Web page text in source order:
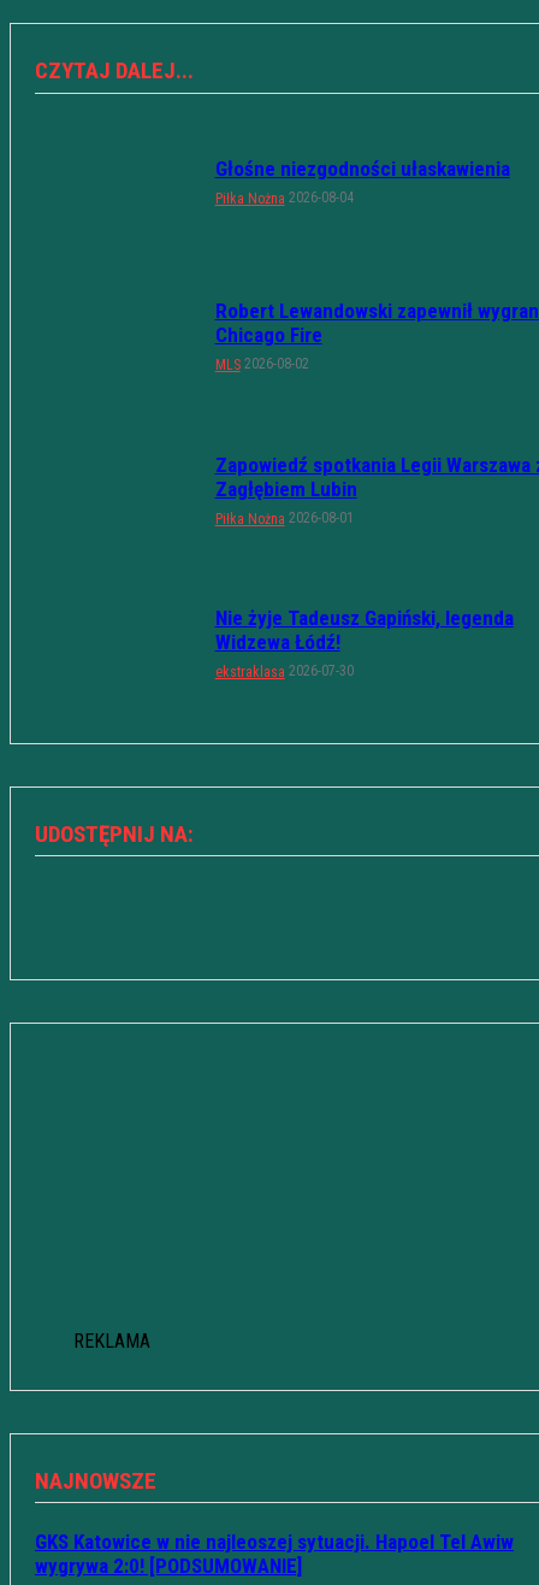
CZYTAJ DALEJ...
Głośne niezgodności ułaskawienia
Piłka Nożna 2026-08-04
Robert Lewandowski zapewnił
Chicago Fire
MLS 2026-08-02
Zapowiedź spotkania Legii Warszawa
Zagłębiem Lubin
Piłka Nożna 2026-08-01
Nie żyje Tadeusz Gapiński, legenda
Widzewa Łódź!
ekstraklasa 2026-07-30
UDOSTĘPNIJ NA:
REKLAMA
NAJNOWSZE
GKS Katowice w nie najleoszej sytuacji. Hapoel Tel Awiw
wygrywa 2:0! [PODSUMOWANIE]